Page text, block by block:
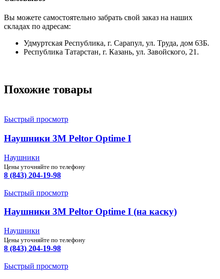
Вы можете самостоятельно забрать свой заказ на наших
складах по адресам:
Удмуртская Республика, г. Сарапул, ул. Труда, дом 63Б.
Республика Татарстан, г. Казань, ул. Завойского, 21.
Похожие товары
Быстрый просмотр
Наушники 3М Peltor Optime I
Наушники
Цены уточняйте по телефону
8 (843) 204-19-98
Быстрый просмотр
Наушники 3М Peltor Optime I (на каску)
Наушники
Цены уточняйте по телефону
8 (843) 204-19-98
Быстрый просмотр